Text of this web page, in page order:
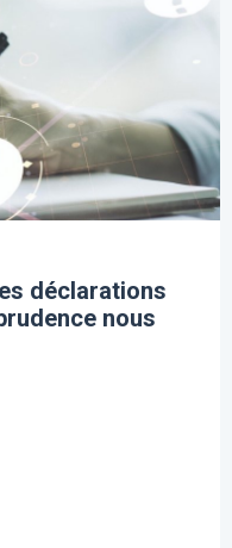
déclarations
nous